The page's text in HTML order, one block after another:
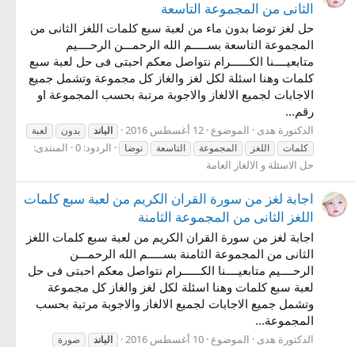
الثانى من المجموعة التاسعة
حل لغز توضا بدون ماء من لعبة سبع كلمات اللغز الثانى من
المجموعة التاسعة بســـــم الله الرحمـــن الرحــــيم
متابعيــــنا الكــــــرام نتواصل معكم احبتى فى حل لعبة سبع
كلمات وهنا اسئلة لكل لغز والغاز كل مجموعة وتشمل جميع
الاجابات لجميع الالغاز والاجوبة مرتبة بحسب المجموعة او
رقم...
الدكتورة هدى الموضوع 12 أغسطس 2016 الباند بدون
لعبة
كلمات
اللغز المجموعة التاسعة توضا الردود: 0
المنتدى:
حل الاسئلة و الالغاز العامة
اجابة لغز من سورة القران الكريم من لعبة سبع كلمات
اللغز الثانى من المجموعة الثامنة
اجابة لغز من سورة القران الكريم من لعبة سبع كلمات اللغز
الثانى من المجموعة الثامنة بســـــم الله الرحمـــن
الرحــــيم متابعيــــنا الكــــــرام نتواصل معكم احبتى فى حل
لعبة سبع كلمات وهنا اسئلة لكل لغز والغاز كل مجموعة
وتشمل جميع الاجابات لجميع الالغاز والاجوبة مرتبة بحسب
المجموعة...
الدكتورة هدى الموضوع 10 أغسطس 2016 الباند
صورة